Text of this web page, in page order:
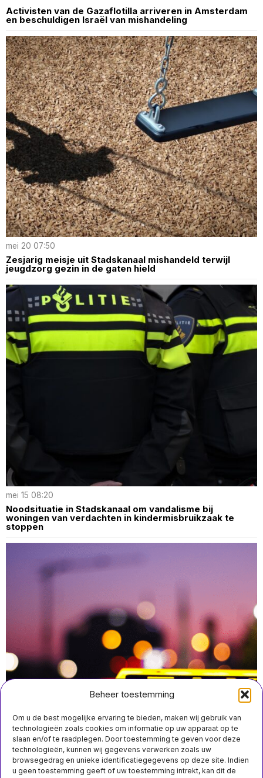
Beheer toestemming
Om u de best mogelijke ervaring te bieden, maken wij gebruik van
technologieën zoals cookies om informatie op uw apparaat op te
slaan en/of te raadplegen. Door toestemming te geven voor deze
technologieën, kunnen wij gegevens verwerken zoals uw
browsegedrag en unieke identificatiegegevens op deze site. Indien
u geen toestemming geeft of uw toestemming intrekt, kan dit de
Activisten van de Gazaflotilla arriveren in Amsterdam
en beschuldigen Israël van mishandeling
mei 20 07:50
Zesjarig meisje uit Stadskanaal mishandeld terwijl
jeugdzorg gezin in de gaten hield
mei 15 08:20
Noodsituatie in Stadskanaal om vandalisme bij
woningen van verdachten in kindermisbruikzaak te
stoppen
april 10 12:10
Utrechts taxi-chauffeur veroordeeld voor seksueel
misbruik van passagiers; vijf jaar gevangenisstraf